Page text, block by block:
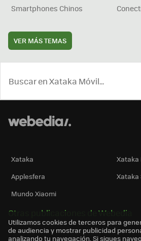
Smartphones Chinos
VER MÁS TEMAS
Xataka
Xataka
Applesfera
Xataka
Mundo Xiaomi
Otras publicaciones de Webedia
Utilizamos cookies de terceros para
de audiencia y mostrar publicidad
analizando tu navegación. Si sigues